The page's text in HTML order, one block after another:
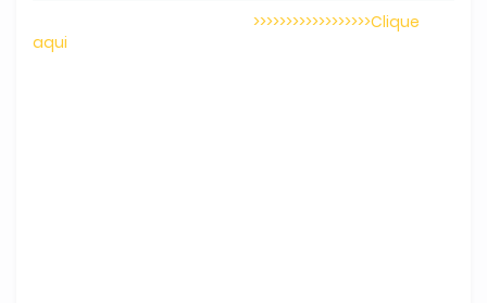
>>>>>>>>>>>>>>>>>>Clique
aqui